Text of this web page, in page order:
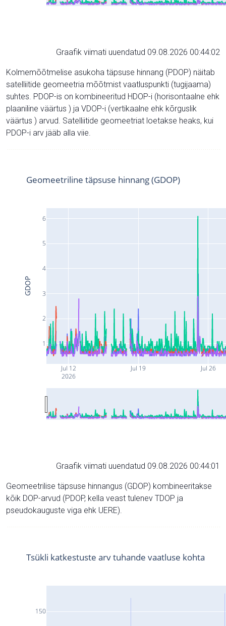
Graafik viimati uuendatud 09.08.2026 00:44:02
Kolmemõõtmelise asukoha täpsuse hinnang (PDOP) näitab
satelliitide geomeetria mõõtmist vaatluspunkti (tugijaama)
suhtes. PDOP-is on kombineeritud HDOP-i (horisontaalne ehk
plaaniline väärtus ) ja VDOP-i (vertikaalne ehk kõrguslik
väärtus ) arvud. Satelliitide geomeetriat loetakse heaks, kui
PDOP-i arv jääb alla viie.
Jul 12
2026
Jul 19 Jul 26
1
2
3
4
5
6
Geomeetriline täpsuse hinnang (GDOP)
GDOP
Graafik viimati uuendatud 09.08.2026 00:44:01
Geomeetrilise täpsuse hinnangus (GDOP) kombineeritakse
kõik DOP-arvud (PDOP, kella veast tulenev TDOP ja
pseudokauguste viga ehk UERE).
150
Tsükli katkestuste arv tuhande vaatluse kohta